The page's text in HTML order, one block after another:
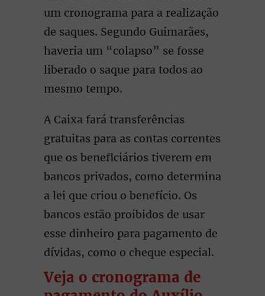
um cronograma para a realização
de saques. Segundo Guimarães,
haveria um “colapso” se fosse
liberado o saque para todos ao
mesmo tempo.
A Caixa fará transferências
gratuitas para as contas correntes
que os beneficiários tiverem em
bancos privados, como determina
a lei que criou o benefício. Os
bancos estão proibidos de usar
esse dinheiro para pagamento de
dívidas, como o cheque especial.
Veja o cronograma de